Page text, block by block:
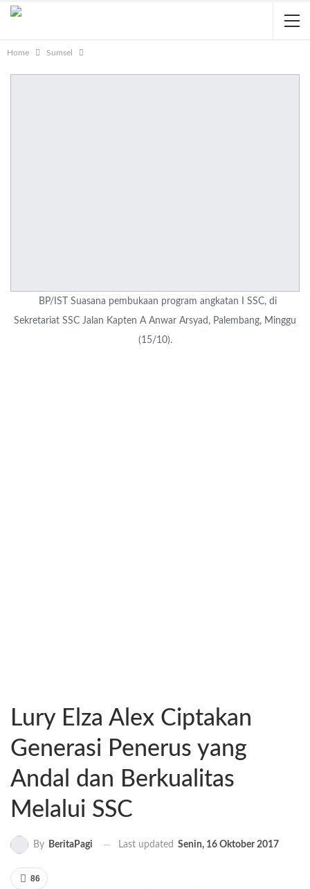
Home Sumsel
BP/IST Suasana pembukaan program angkatan I SSC, di
Sekretariat SSC Jalan Kapten A Anwar Arsyad, Palembang, Minggu
(15/10).
Lury Elza Alex Ciptakan
Generasi Penerus yang
Andal dan Berkualitas
Melalui SSC
By BeritaPagi Last updated Senin, 16 Oktober 2017
86